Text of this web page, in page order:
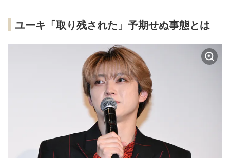
ユーキ「取り残された」予期せぬ事態とは